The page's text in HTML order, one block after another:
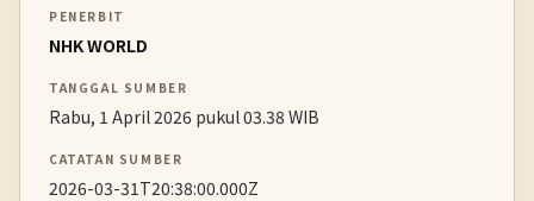
PENERBIT
NHK WORLD
TANGGAL SUMBER
Rabu, 1 April 2026 pukul 03.38 WIB
CATATAN SUMBER
2026-03-31T20:38:00.000Z